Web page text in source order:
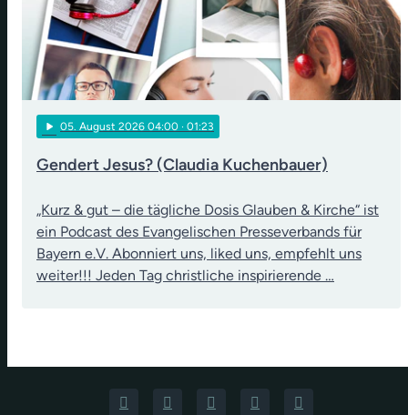
play_arrow 05. August 2026 04:00 · 01:23
Gendert Jesus? (Claudia Kuchenbauer)
„Kurz & gut – die tägliche Dosis Glauben & Kirche“ ist
ein Podcast des Evangelischen Presseverbands für
Bayern e.V. Abonniert uns, liked uns, empfehlt uns
weiter!!! Jeden Tag christliche inspirierende …